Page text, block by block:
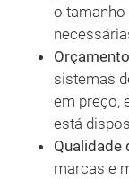
o tamanho
sistemas
em preço,
está
Qualidade
marcas e